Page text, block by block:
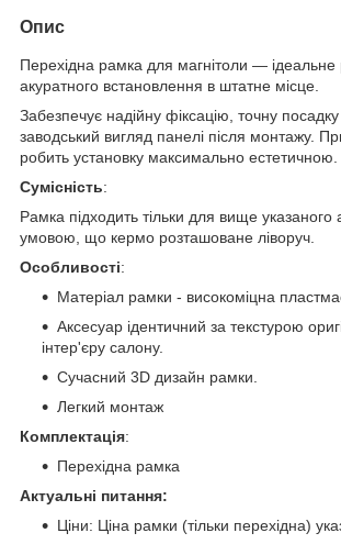
Опис
Перехідна рамка для магнітоли — ідеальне
акуратного встановлення в штатне місце.
Забезпечує надійну фіксацію, точну посадку
заводський вигляд панелі після монтажу.
робить установку максимально естетичною.
Сумісність:
Рамка підходить тільки для вище указаного
умовою, що кермо розташоване ліворуч.
Особливості:
Матеріал рамки - високоміцна
Аксесуар ідентичний за текстурою
інтер'єру салону.
Сучасний 3D дизайн рамки.
Легкий монтаж
Комплектація:
Перехідна рамка
Актуальні питання:
Ціни: Ціна рамки (тільки перехідна)